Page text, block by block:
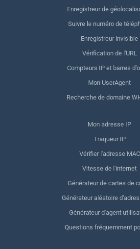
Enregistreur de
Suivre le numéro de
Enregistreur invisible
Vérification de l'URL
Compteurs IP et barres
Mon UserAgent
Recherche de domaine
Mon adresse IP
Traqueur IP
Vérifier l'adresse MAC
Vitesse de l'internet
Générateur de cartes de
Générateur aléatoire
Générateur d'agent
Questions fréquemment